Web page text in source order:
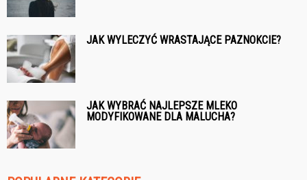
JAK WYLECZYĆ WRASTAJĄCE PAZNOKCIE?
JAK WYBRAĆ NAJLEPSZE MLEKO
MODYFIKOWANE DLA MALUCHA?